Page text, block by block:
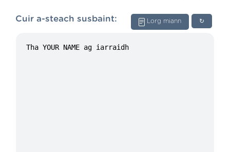
↻
Lorg miann
Cuir a-steach susbaint: